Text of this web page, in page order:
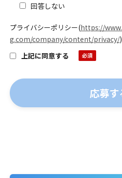
回答しない
プライバシーポリシー(https://
g.com/company/content/privacy/)
上記に同意する